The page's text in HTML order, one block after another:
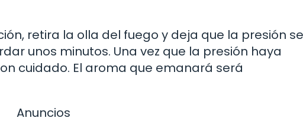
retira la olla del fuego y deja que la presión se
unos minutos. Una vez que la presión haya
cuidado. El aroma que emanará será
Anuncios